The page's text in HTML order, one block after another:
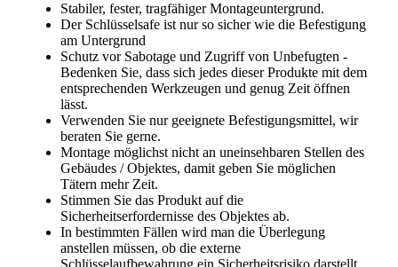
Stabiler, fester, tragfähiger Montageuntergrund.
Der Schlüsselsafe ist nur so sicher wie die Befestigung
am Untergrund
Schutz vor Sabotage und Zugriff von Unbefugten -
Bedenken Sie, dass sich jedes dieser Produkte mit dem
entsprechenden Werkzeugen und genug Zeit öffnen
lässt.
Verwenden Sie nur geeignete Befestigungsmittel, wir
beraten Sie gerne.
Montage möglichst nicht an uneinsehbaren Stellen des
Gebäudes / Objektes, damit geben Sie möglichen
Tätern mehr Zeit.
Stimmen Sie das Produkt auf die
Sicherheitserfordernisse des Objektes ab.
In bestimmten Fällen wird man die Überlegung
anstellen müssen, ob die externe